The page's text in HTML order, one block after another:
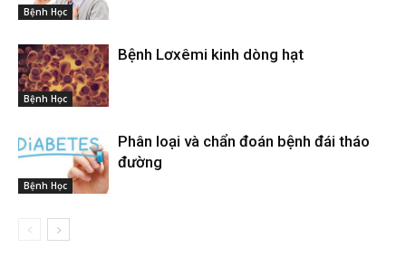
Bệnh Học
Bệnh Học
Bệnh Lơxêmi kinh dòng hạt
Bệnh Học
Phân loại và chẩn đoán bệnh đái tháo
đường